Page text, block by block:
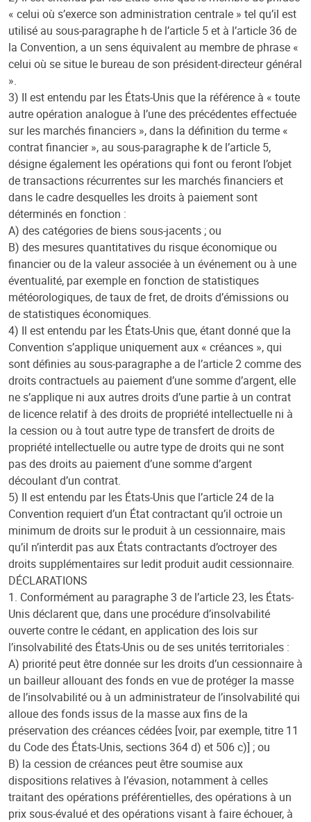
« celui où s’exerce son administration centrale » tel qu’il est
utilisé au sous-paragraphe h de l’article 5 et à l’article 36 de
la Convention, a un sens équivalent au membre de phrase «
celui où se situe le bureau de son président-directeur général
».
3) Il est entendu par les États-Unis que la référence à « toute
autre opération analogue à l’une des précédentes effectuée
sur les marchés financiers », dans la définition du terme «
contrat financier », au sous-paragraphe k de l’article 5,
désigne également les opérations qui font ou feront l’objet
de transactions récurrentes sur les marchés financiers et
dans le cadre desquelles les droits à paiement sont
déterminés en fonction :
A) des catégories de biens sous-jacents ; ou
B) des mesures quantitatives du risque économique ou
financier ou de la valeur associée à un événement ou à une
éventualité, par exemple en fonction de statistiques
météorologiques, de taux de fret, de droits d’émissions ou
de statistiques économiques.
4) Il est entendu par les États-Unis que, étant donné que la
Convention s’applique uniquement aux « créances », qui
sont définies au sous-paragraphe a de l’article 2 comme des
droits contractuels au paiement d’une somme d’argent, elle
ne s’applique ni aux autres droits d’une partie à un contrat
de licence relatif à des droits de propriété intellectuelle ni à
la cession ou à tout autre type de transfert de droits de
propriété intellectuelle ou autre type de droits qui ne sont
pas des droits au paiement d’une somme d’argent
découlant d’un contrat.
5) Il est entendu par les États-Unis que l’article 24 de la
Convention requiert d’un État contractant qu’il octroie un
minimum de droits sur le produit à un cessionnaire, mais
qu’il n’interdit pas aux États contractants d’octroyer des
droits supplémentaires sur ledit produit audit cessionnaire.
DÉCLARATIONS
1. Conformément au paragraphe 3 de l’article 23, les États-
Unis déclarent que, dans une procédure d’insolvabilité
ouverte contre le cédant, en application des lois sur
l’insolvabilité des États-Unis ou de ses unités territoriales :
A) priorité peut être donnée sur les droits d’un cessionnaire à
un bailleur allouant des fonds en vue de protéger la masse
de l’insolvabilité ou à un administrateur de l’insolvabilité qui
alloue des fonds issus de la masse aux fins de la
préservation des créances cédées [voir, par exemple, titre 11
du Code des États-Unis, sections 364 d) et 506 c)] ; ou
B) la cession de créances peut être soumise aux
dispositions relatives à l’évasion, notamment à celles
traitant des opérations préférentielles, des opérations à un
prix sous-évalué et des opérations visant à faire échouer, à